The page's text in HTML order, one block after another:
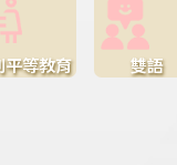
平等教育 雙語